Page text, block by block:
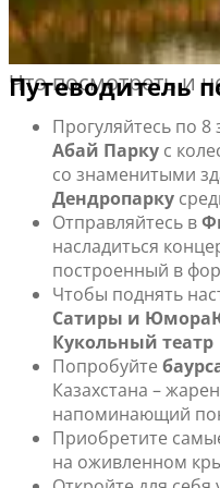
Путеводитель
flydubai совершает
Шымкентом. Даты
Что посмотреть и
Прогуляйтесь по
Абай Парку с
со знаменитыми
Дендропарку
Отправляйтесь в
насладиться
построенный в
Чтобы поднять
Сатиры и Юмора
Кукольный театр
Попробуйте
Казахстана –
напоминающий
Приобретите
на оживленном